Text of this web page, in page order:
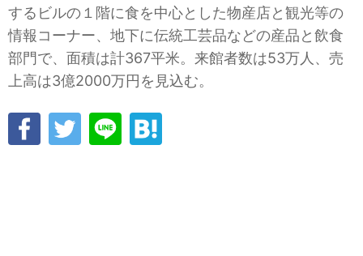
するビルの１階に食を中心とした物産店と観光等の
情報コーナー、地下に伝統工芸品などの産品と飲食
部門で、面積は計367平米。来館者数は53万人、売
上高は3億2000万円を見込む。